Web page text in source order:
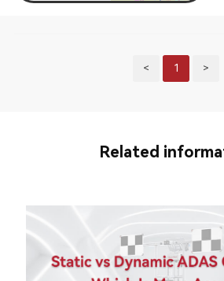
< 1 >
Related